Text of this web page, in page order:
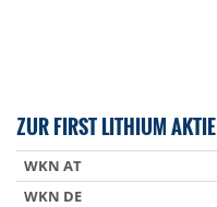
ZUR FIRST LITHIUM AKTIE
WKN AT
WKN DE